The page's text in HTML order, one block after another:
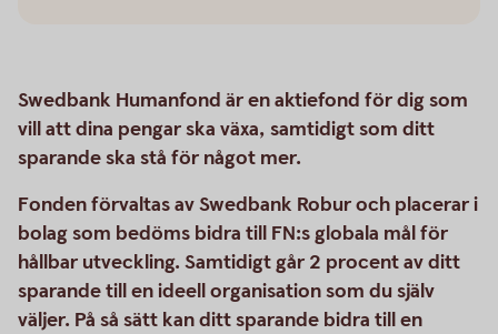
Swedbank Humanfond är en aktiefond för dig som
vill att dina pengar ska växa, samtidigt som ditt
sparande ska stå för något mer.
Fonden förvaltas av Swedbank Robur och placerar i
bolag som bedöms bidra till FN:s globala mål för
hållbar utveckling. Samtidigt går 2 procent av ditt
sparande till en ideell organisation som du själv
väljer. På så sätt kan ditt sparande bidra till en